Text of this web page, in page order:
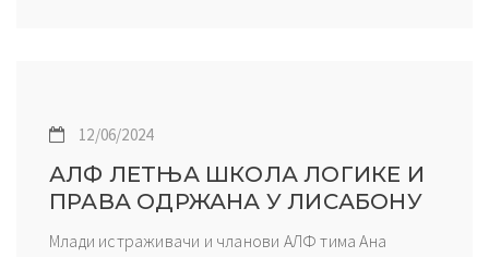
12/06/2024
АЛФ ЛЕТЊА ШКОЛА ЛОГИКЕ И
ПРАВА ОДРЖАНА У ЛИСАБОНУ
Млади истраживачи и чланови АЛФ тима Ана